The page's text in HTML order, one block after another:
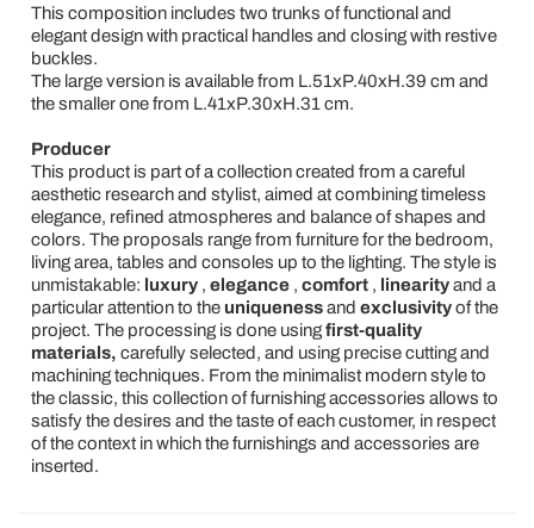
This composition includes two trunks of functional and
elegant design with practical handles and closing with restive
buckles.
The large version is available from L.51xP.40xH.39 cm and
the smaller one from L.41xP.30xH.31 cm.
Producer
This product is part of a collection created from a careful
aesthetic research and stylist, aimed at combining timeless
elegance, refined atmospheres and balance of shapes and
colors. The proposals range from furniture for the bedroom,
living area, tables and consoles up to the lighting. The style is
unmistakable: luxury, elegance, comfort, linearityand a
particular attention to the uniquenessand exclusivityof the
project. The processing is done usingfirst-quality
materials, carefully selected, and using precise cutting and
machining techniques. From the minimalist modern style to
the classic, this collection of furnishing accessories allows to
satisfy the desires and the taste of each customer, in respect
of the context in which the furnishings and accessories are
inserted.